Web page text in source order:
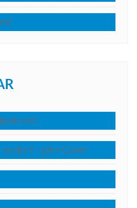
– John Calvin